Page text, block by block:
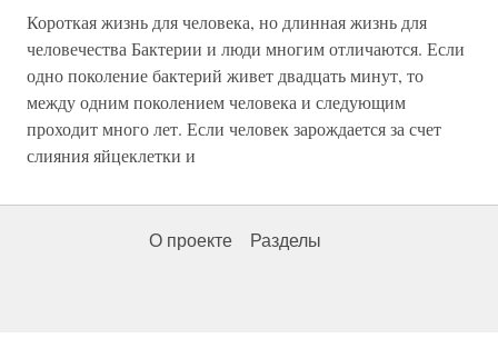
Короткая жизнь для человека, но длинная жизнь для
человечества Бактерии и люди многим отличаются. Если
одно поколение бактерий живет двадцать минут, то
между одним поколением человека и следующим
проходит много лет. Если человек зарождается за счет
слияния яйцеклетки и
О проекте Разделы